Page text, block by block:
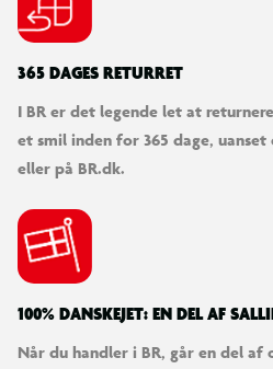
365 DAGES RETURRET
I BR er det legende let at
et smil inden for 365 dage,
eller på BR.dk.
100% DANSKEJET: EN DEL AF
Når du handler i BR, går en del af